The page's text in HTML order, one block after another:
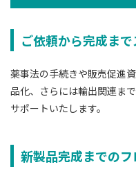
ご依頼から完成ま
薬事法の手続きや販売促進
品化、さらには輸出関連ま
サポートいたします。
新製品完成までの